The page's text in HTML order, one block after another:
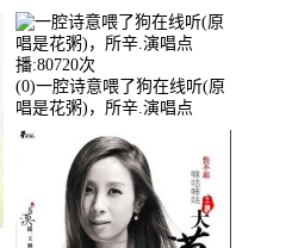
播:159722次
(0)一腔诗意喂了狗在线听(原
唱是花粥)，所辛.演唱点
播:80720次